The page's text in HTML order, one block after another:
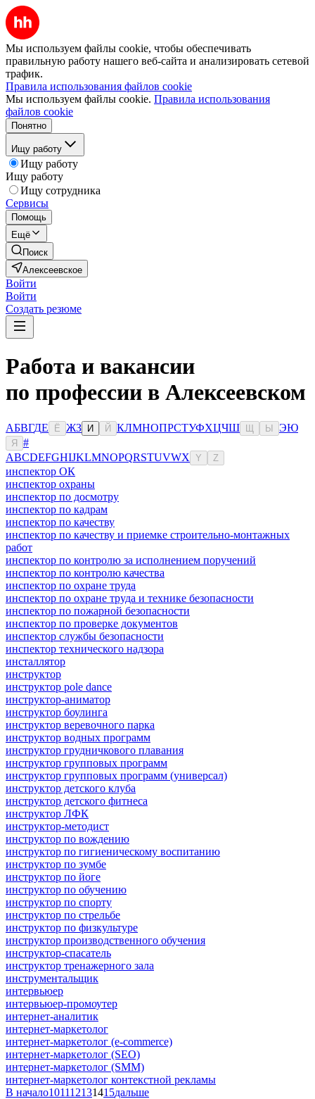
Мы используем файлы cookie, чтобы обеспечивать
правильную работу нашего веб-сайта и анализировать сетевой
трафик.
Правила использования файлов cookie
Мы используем файлы cookie. Правила использования
файлов cookie
Понятно
Ищу работу
Ищу работу
Ищу работу
Ищу сотрудника
Сервисы
Помощь
Ещё
Поиск
Алексеевское
Войти
Войти
Создать резюме
Работа и вакансии
по профессии в Алексеевском
АБВГДЕ Ё ЖЗ И Й КЛМНОПРСТУФХЦЧШ Ы ЭЮ
Я
#
ABCDEFGHIJKLMNOPQRSTUVWX Y Z
инспектор ОК
инспектор охраны
инспектор по досмотру
инспектор по кадрам
инспектор по качеству
инспектор по качеству и приемке строительно-монтажных
работ
инспектор по контролю за исполнением поручений
инспектор по контролю качества
инспектор по охране труда
инспектор по охране труда и технике безопасности
инспектор по пожарной безопасности
инспектор по проверке документов
инспектор службы безопасности
инспектор технического надзора
инсталлятор
инструктор
инструктор pole dance
инструктор-аниматор
инструктор боулинга
инструктор веревочного парка
инструктор водных программ
инструктор грудничкового плавания
инструктор групповых программ
инструктор групповых программ (универсал)
инструктор детского клуба
инструктор детского фитнеса
инструктор ЛФК
инструктор-методист
инструктор по вождению
инструктор по гигиеническому воспитанию
инструктор по зумбе
инструктор по йоге
инструктор по обучению
инструктор по спорту
инструктор по стрельбе
инструктор по физкультуре
инструктор производственного обучения
инструктор-спасатель
инструктор тренажерного зала
инструментальщик
интервьюер
интервьюер-промоутер
интернет-аналитик
интернет-маркетолог
интернет-маркетолог (e-commerce)
интернет-маркетолог (SEO)
интернет-маркетолог (SMM)
интернет-маркетолог контекстной рекламы
В начало101112131415дальше